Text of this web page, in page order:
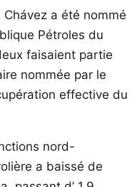
a été nommé
Pétroles du
faisaient partie
nommée par le
effective du
nord-
a baissé de